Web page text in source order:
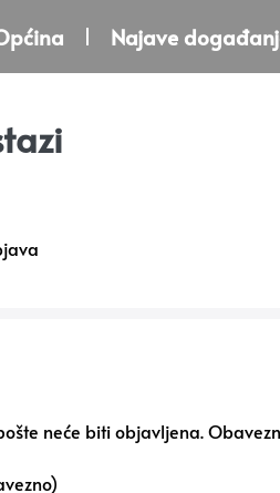
Najave
neće biti objavljena.